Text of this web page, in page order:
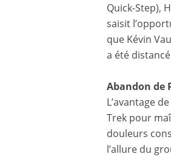
Quick-Step),
saisit
que Kévin
a été
Abandon de
L’avantage
Trek pour
douleurs
l’allure du